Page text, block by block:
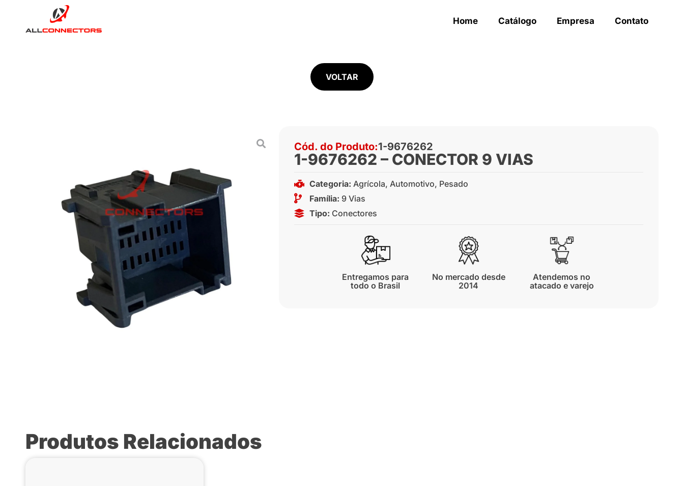
Home Catálogo Empresa Contato
VOLTAR
Cód. do Produto:1-9676262
1-9676262 – CONECTOR 9 VIAS
Categoria: Agrícola, Automotivo, Pesado
Família: 9 Vias
Tipo: Conectores
Entregamos para
todo o Brasil
No mercado desde
2014
Atendemos no
atacado e varejo
Produtos Relacionados